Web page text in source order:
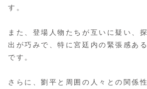
す。
また、登場人物たちが互いに疑い、
出が巧みで、特に宮廷内の緊張感あ
です。
さらに、劉平と周囲の人々との関係